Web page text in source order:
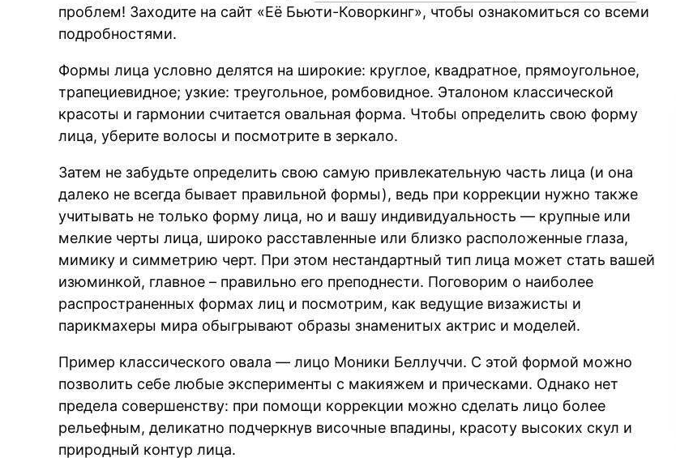
проблем! Заходите на сайт «Её Бьюти-Коворкинг», чтобы ознакомиться со всеми
подробностями.
Формы лица условно делятся на широкие: круглое, квадратное, прямоугольное,
трапециевидное; узкие: треугольное, ромбовидное. Эталоном классической
красоты и гармонии считается овальная форма. Чтобы определить свою форму
лица, уберите волосы и посмотрите в зеркало.
Затем не забудьте определить свою самую привлекательную часть лица (и она
далеко не всегда бывает правильной формы), ведь при коррекции нужно также
учитывать не только форму лица, но и вашу индивидуальность — крупные или
мелкие черты лица, широко расставленные или близко расположенные глаза,
мимику и симметрию черт. При этом нестандартный тип лица может стать вашей
изюминкой, главное – правильно его преподнести. Поговорим о наиболее
распространенных формах лиц и посмотрим, как ведущие визажисты и
парикмахеры мира обыгрывают образы знаменитых актрис и моделей.
Пример классического овала — лицо Моники Беллуччи. С этой формой можно
позволить себе любые эксперименты с макияжем и прическами. Однако нет
предела совершенству: при помощи коррекции можно сделать лицо более
рельефным, деликатно подчеркнув височные впадины, красоту высоких скул и
природный контур лица.